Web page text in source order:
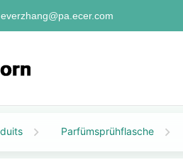
everzhang@pa.ecer.com
Parfümsprühflasche